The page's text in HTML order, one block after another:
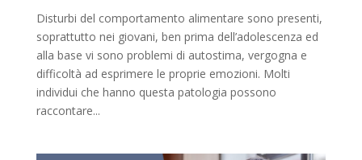
Disturbi del comportamento alimentare sono presenti,
soprattutto nei giovani, ben prima dell’adolescenza ed
alla base vi sono problemi di autostima, vergogna e
difficoltà ad esprimere le proprie emozioni. Molti
individui che hanno questa patologia possono
raccontare...